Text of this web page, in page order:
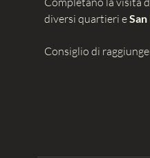
diversi quartieri e
Consiglio di